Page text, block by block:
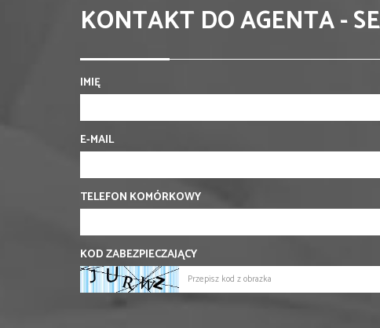
KONTAKT DO AGENTA -
IMIĘ
E-MAIL
TELEFON KOMÓRKOWY
KOD ZABEZPIECZAJĄCY